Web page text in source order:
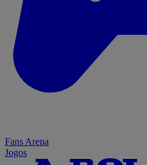
Fans Arena
Jogos